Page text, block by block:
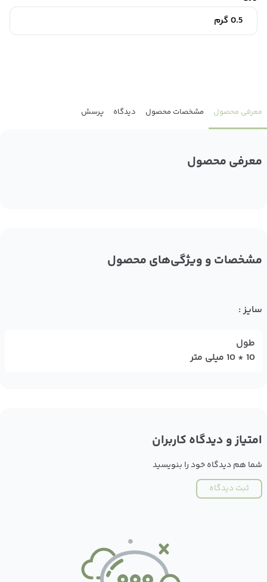
0.5 گرم
معرفی محصول مشخصات محصول دیدگاه پرسش
معرفی محصول
مشخصات و ویژگی‌های محصول
سایز :
طول
10 * 10 میلی متر
امتیاز و دیدگاه کاربران
شما هم دیدگاه خود را بنویسید
ثبت دیدگاه